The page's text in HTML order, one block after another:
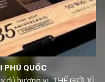
PHÚ QUỐC
hương vị. THẾ GIỚI XÌ